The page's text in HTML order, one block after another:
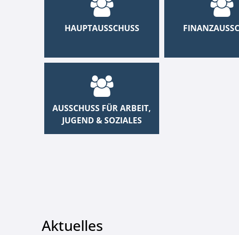
HAUPTAUSSCHUSS
AUSSCHUSS FÜR ARBEIT,
JUGEND & SOZIALES
Aktuelles